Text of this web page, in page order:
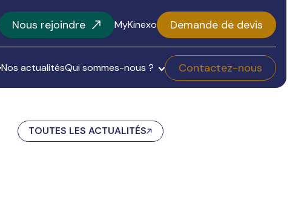
Nous rejoindre MyKinexo Demande de devis
Nos actualitésQui sommes-nous ? Contactez-nous
TOUTES LES ACTUALITÉS